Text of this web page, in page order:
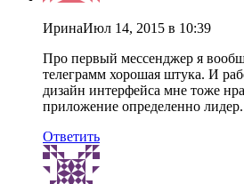
ИринаИюл 14, 2015 в 10:39
Про первый мессенджер я
телеграмм хорошая штука. И
дизайн интерфейса мне тоже
приложение определенно лидер.
Ответить